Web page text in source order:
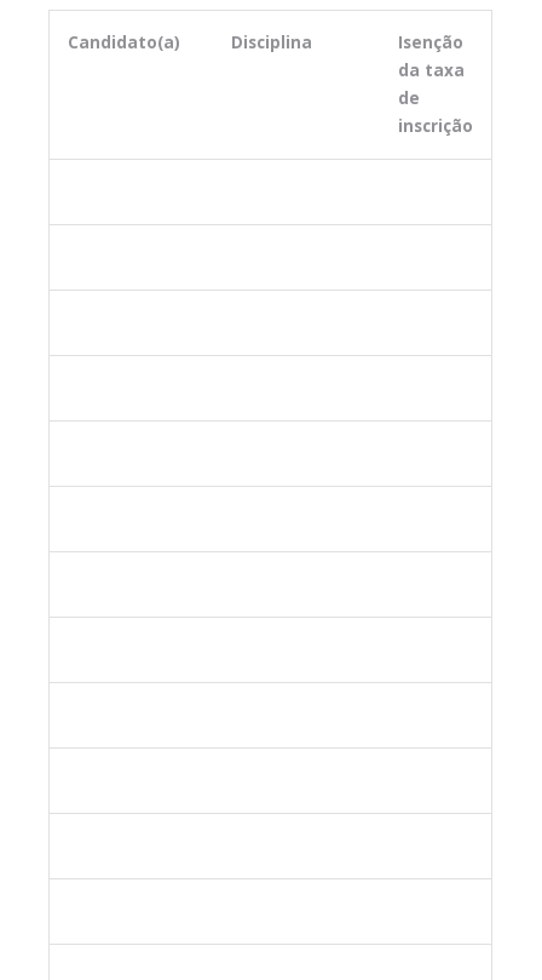
Candidato(a) Disciplina
Isenção
da taxa
de
inscrição